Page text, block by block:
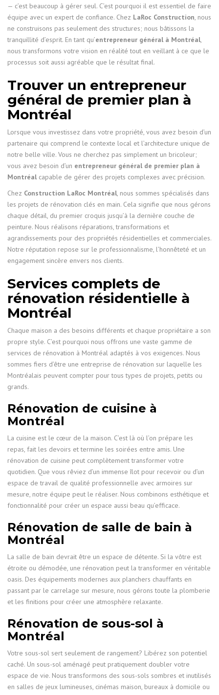
— c’est beaucoup à gérer seul. C’est pourquoi il est essentiel de faire
équipe avec un expert de confiance. Chez LaRoc Construction, nous
ne construisons pas seulement des structures; nous bâtissons la
tranquillité d’esprit. En tant qu’entrepreneur général à Montréal,
nous transformons votre vision en réalité tout en veillant à ce que le
processus soit aussi agréable que le résultat final.
Trouver un entrepreneur
général de premier plan à
Montréal
Lorsque vous investissez dans votre propriété, vous avez besoin d’un
partenaire qui comprend le contexte local et l’architecture unique de
notre belle ville. Vous ne cherchez pas simplement un bricoleur;
vous avez besoin d’un entrepreneur général de premier plan à
Montréalcapable de gérer des projets complexes avec précision.
Chez Construction LaRoc Montréal, nous sommes spécialisés dans
les projets de rénovation clés en main. Cela signifie que nous gérons
chaque détail, du premier croquis jusqu’à la dernière couche de
peinture. Nous réalisons réparations, transformations et
agrandissements pour des propriétés résidentielles et commerciales.
Notre réputation repose sur le professionnalisme, l’honnêteté et un
engagement sincère envers nos clients.
Services complets de
rénovation résidentielle à
Montréal
Chaque maison a des besoins différents et chaque propriétaire a son
propre style. C’est pourquoi nous offrons une vaste gamme de
services de rénovation à Montréal adaptés à vos exigences. Nous
sommes fiers d’être une entreprise de rénovation sur laquelle les
Montréalais peuvent compter pour tous types de projets, petits ou
grands.
Rénovation de cuisine à
Montréal
La cuisine est le cœur de la maison. C’est là où l’on prépare les
repas, fait les devoirs et termine les soirées entre amis. Une
rénovation de cuisine peut complètement transformer votre
quotidien. Que vous rêviez d’un immense îlot pour recevoir ou d’un
espace de travail de qualité professionnelle avec armoires sur
mesure, notre équipe peut le réaliser. Nous combinons esthétique et
fonctionnalité pour créer un espace aussi beau qu’efficace.
Rénovation de salle de bain à
Montréal
La salle de bain devrait être un espace de détente. Si la vôtre est
étroite ou démodée, une rénovation peut la transformer en véritable
oasis. Des équipements modernes aux planchers chauffants en
passant par le carrelage sur mesure, nous gérons toute la plomberie
et les finitions pour créer une atmosphère relaxante.
Rénovation de sous-sol à
Montréal
Votre sous-sol sert seulement de rangement? Libérez son potentiel
caché. Un sous-sol aménagé peut pratiquement doubler votre
espace de vie. Nous transformons des sous-sols sombres et inutilisés
en salles de jeux lumineuses, cinémas maison, bureaux à domicile ou